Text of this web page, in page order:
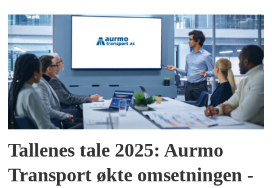
Tallenes tale 2025: Aurmo
Transport økte omsetningen -